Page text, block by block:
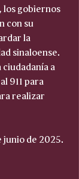
los gobiernos
con su
la
sinaloense.
a
911 para
realizar
junio de 2025.